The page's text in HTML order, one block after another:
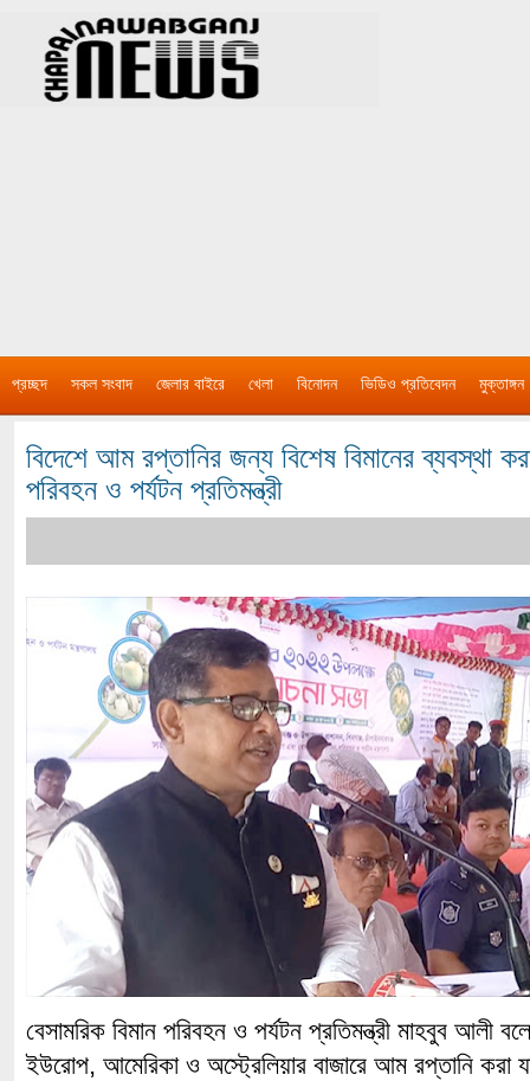
প্রচ্ছদ সকল সংবাদ জেলার বাইরে খেলা বিনোদন ভিডিও প্রতিবেদন মুক্তাঙ্গন
বিদেশে আম রপ্তানির জন্য বিশেষ বিমানের ব্যবস্থা
পরিবহন ও পর্যটন প্রতিমন্ত্রী
বেসামরিক বিমান পরিবহন ও পর্যটন প্রতিমন্ত্রী মাহবুব আলী
ইউরোপ, আমেরিকা ও অস্ট্রেলিয়ার বাজারে আম রপ্তানি করা